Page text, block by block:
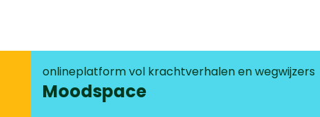
onlineplatform vol krachtverhalen en wegwijzers
Moodspace